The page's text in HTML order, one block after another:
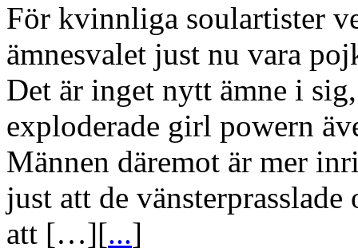
För kvinnliga soulartister
ämnesvalet just nu vara
Det är inget nytt ämne i
exploderade girl powern
Männen däremot är mer
just att de
att […][...]